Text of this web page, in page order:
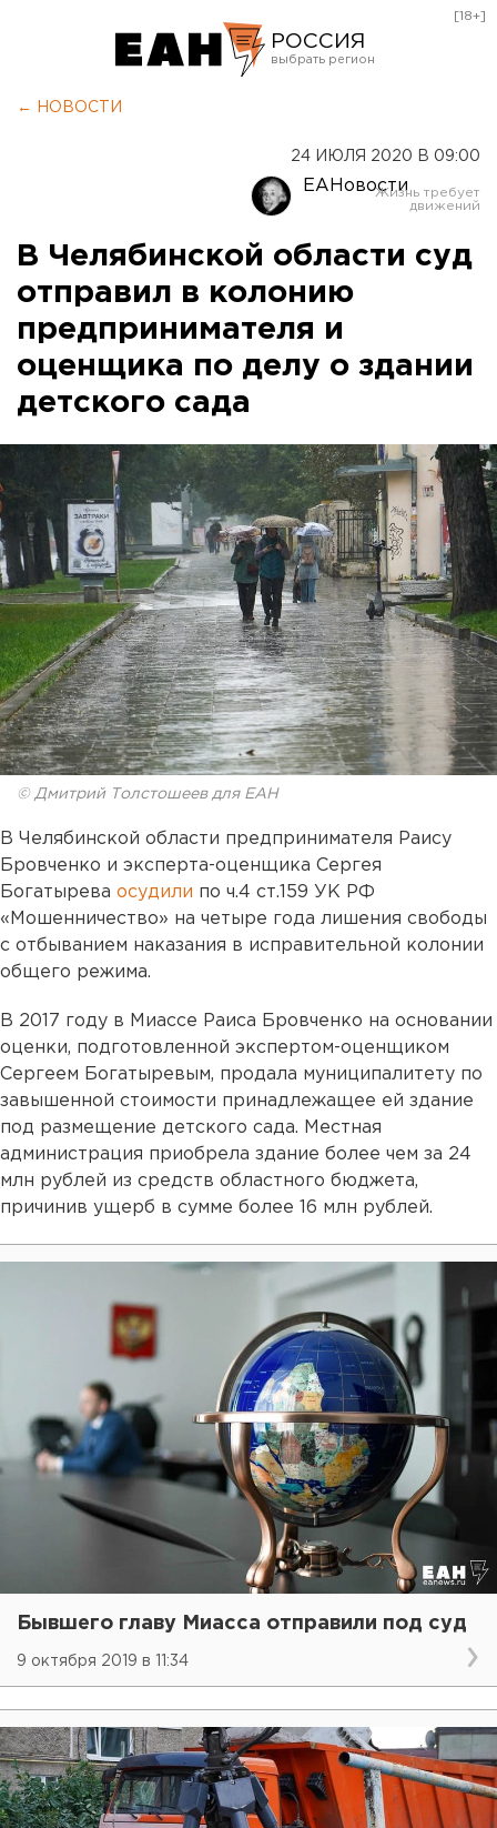
РОССИЯ
Оренбург
[18+]
← НОВОСТИ
24 ИЮЛЯ 2020 В 09:00
ЕАНовости
В Челябинской области суд
отправил в колонию
предпринимателя и
оценщика по делу о здании
детского сада
© Дмитрий Толстошеев для ЕАН
В Челябинской области предпринимателя Раису
Бровченко и эксперта-оценщика Сергея
Богатырева осудили по ч.4 ст.159 УК РФ
«Мошенничество» на четыре года лишения свободы
с отбыванием наказания в исправительной колонии
общего режима.
В 2017 году в Миассе Раиса Бровченко на основании
оценки, подготовленной экспертом-оценщиком
Сергеем Богатыревым, продала муниципалитету по
завышенной стоимости принадлежащее ей здание
под размещение детского сада. Местная
администрация приобрела здание более чем за 24
млн рублей из средств областного бюджета,
причинив ущерб в сумме более 16 млн рублей.
Бывшего главу Миасса отправили под суд
9 октября 2019 в 11:34